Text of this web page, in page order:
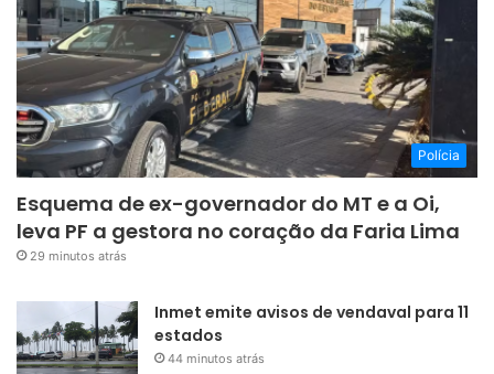
Polícia
Esquema de ex-governador do MT e a Oi,
leva PF a gestora no coração da Faria Lima
29 minutos atrás
Inmet emite avisos de vendaval para 11
estados
44 minutos atrás